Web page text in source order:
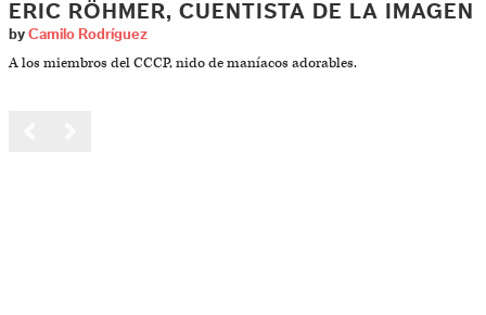
ERIC RÖHMER, CUENTISTA DE LA IMAGEN
by Camilo Rodríguez
A los miembros del CCCP, nido de maníacos adorables.